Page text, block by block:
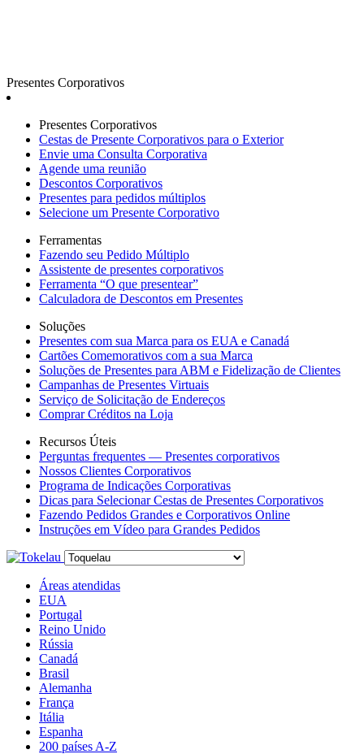
Presentes Corporativos
Presentes Corporativos
Cestas de Presente Corporativos para o Exterior
Envie uma Consulta Corporativa
Agende uma reunião
Descontos Corporativos
Presentes para pedidos múltiplos
Selecione um Presente Corporativo
Ferramentas
Fazendo seu Pedido Múltiplo
Assistente de presentes corporativos
Ferramenta “O que presentear”
Calculadora de Descontos em Presentes
Soluções
Presentes com sua Marca para os EUA e Canadá
Cartões Comemorativos com a sua Marca
Soluções de Presentes para ABM e Fidelização de Clientes
Campanhas de Presentes Virtuais
Serviço de Solicitação de Endereços
Comprar Créditos na Loja
Recursos Úteis
Perguntas frequentes — Presentes corporativos
Nossos Clientes Corporativos
Programa de Indicações Corporativas
Dicas para Selecionar Cestas de Presentes Corporativos
Fazendo Pedidos Grandes e Corporativos Online
Instruções em Vídeo para Grandes Pedidos
Áreas atendidas
EUA
Portugal
Reino Unido
Rússia
Canadá
Brasil
Alemanha
França
Itália
Espanha
200 países A-Z